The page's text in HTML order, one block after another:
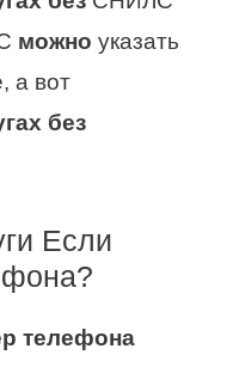
можно указать
а вот
без
Если
телефона